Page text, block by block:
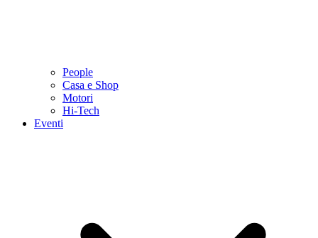
People
Casa e Shop
Motori
Hi-Tech
Eventi